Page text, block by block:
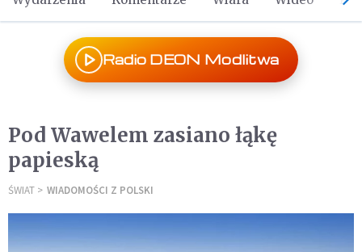
Radio DEON Modlitwa
Pod Wawelem zasiano łąkę
papieską
ŚWIAT WIADOMOŚCI Z POLSKI